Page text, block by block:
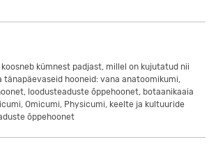
koosneb kümnest padjast, millel on kujutatud nii
tänapäevaseid hooneid: vana anatoomikumi,
loodusteaduste õppehoonet, botaanikaaia
Omicumi, Physicumi, keelte ja kultuuride
õppehoonet